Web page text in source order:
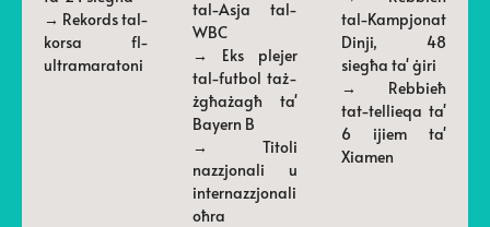
→ Rekords tal-
korsa fl-
ultramaratoni
tal-Asja tal-
WBC
→ Eks plejer
tal-futbol taż-
żgħażagħ ta'
Bayern B
→ Titoli
nazzjonali u
internazzjonali
oħra
tal-Kampjonat
Dinji, 48
siegħa ta' ġiri
→ Rebbieħ
tat-tellieqa ta'
6 ijiem ta'
Xiamen